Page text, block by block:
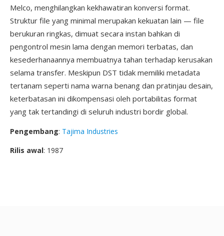
Melco, menghilangkan kekhawatiran konversi format.
Struktur file yang minimal merupakan kekuatan lain — file
berukuran ringkas, dimuat secara instan bahkan di
pengontrol mesin lama dengan memori terbatas, dan
kesederhanaannya membuatnya tahan terhadap kerusakan
selama transfer. Meskipun DST tidak memiliki metadata
tertanam seperti nama warna benang dan pratinjau desain,
keterbatasan ini dikompensasi oleh portabilitas format
yang tak tertandingi di seluruh industri bordir global.
Pengembang: Tajima Industries
Rilis awal: 1987